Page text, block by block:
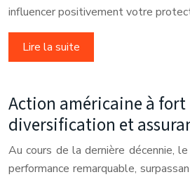
influencer positivement votre
Lire la suite
Action américaine à
diversification et
Au cours de la dernière décennie,
performance remarquable,